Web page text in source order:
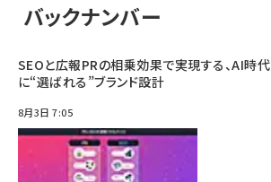
バックナンバー
SEOと広報PRの相乗効果で実現する、AI時代
に“選ばれる”ブランド設計
8月3日 7:05